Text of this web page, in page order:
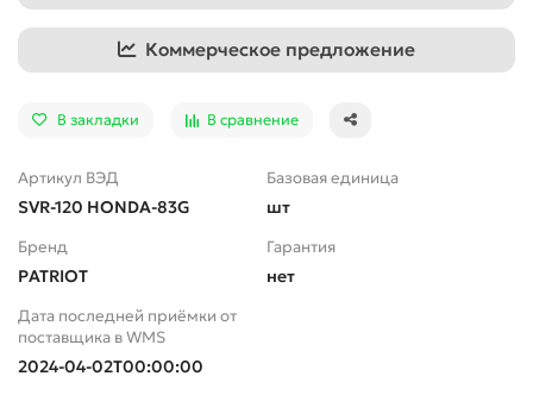
Коммерческое предложение
В закладки В сравнение
Артикул ВЭД
SVR-120 HONDA-83G
Базовая единица
шт
Бренд
PATRIOT
Гарантия
нет
Дата последней приёмки от
поставщика в WMS
2024-04-02T00:00:00